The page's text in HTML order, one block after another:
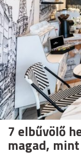
7 elbűvölő
magad,